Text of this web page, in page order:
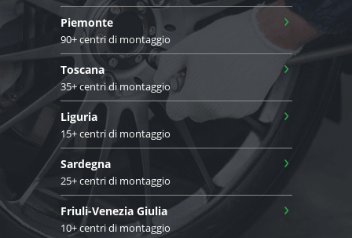
Piemonte
90+ centri di montaggio
›
Toscana
35+ centri di montaggio
›
Liguria
15+ centri di montaggio
›
Sardegna
25+ centri di montaggio
›
Friuli-Venezia Giulia
10+ centri di montaggio
›